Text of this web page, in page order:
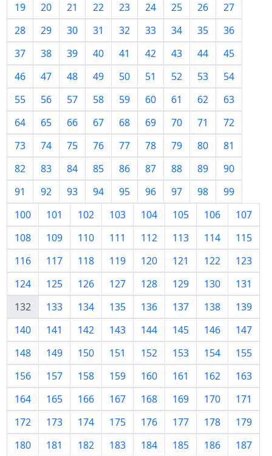
19
20 21 22 23 24 25 26
27
28
29 30 31 32 33 34 35
36
37
38 39 40 41 42 43 44
45
46
47 48 49 50 51 52 53
54
55
56 57 58 59 60 61 62
63
64
65 66 67 68 69 70 71
72
73
74 75 76 77 78 79 80
81
82
83 84 85 86 87 88 89
90
91
92 93 94 95 96 97 98
99
100
101 102 103 104 105 106
107
108
109 110 111 112 113 114
115
116
117 118 119 120 121 122
123
124
125 126 127 128 129 130
131
132
133 134 135 136 137 138
139
140
141 142 143 144 145 146
147
148
149 150 151 152 153 154
155
156
157 158 159 160 161 162
163
164
165 166 167 168 169 170
171
172
173 174 175 176 177 178
179
180
181 182 183 184 185 186
187